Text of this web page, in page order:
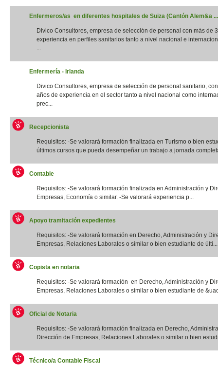
Enfermeros/as en diferentes hospitales de Suiza (Cantón Alem&a ...
Divico Consultores, empresa de selección de personal con más de
experiencia en perfiles sanitarios tanto a nivel nacional e
...
Enfermería - Irlanda
Divico Consultores, empresa de selección de personal sanitario,
años de experiencia en el sector tanto a nivel nacional como
prec...
Recepcionista
Requisitos: -Se valorará formación finalizada en Turismo o bien
últimos cursos que pueda desempeñar un trabajo a jornada
Contable
Requisitos: -Se valorará formación finalizada en Administración y
Empresas, Economía o similar. -Se valorará experiencia p...
Apoyo tramitación expedientes
Requisitos: -Se valorará formación en Derecho, Administración y
Empresas, Relaciones Laborales o similar o bien estudiante de últi...
Copista en notaria
Requisitos: -Se valorará formación en Derecho, Administración y
Empresas, Relaciones Laborales o similar o bien estudiante de
Oficial de Notaria
Requisitos: -Se valorará formación finalizada en Derecho,
Dirección de Empresas, Relaciones Laborales o similar o bien
Técnico/a Contable Fiscal